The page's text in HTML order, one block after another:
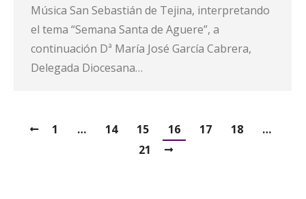
Música San Sebastián de Tejina, interpretando
el tema “Semana Santa de Aguere”, a
continuación Dª María José García Cabrera,
Delegada Diocesana…
1 … 14 15 16 17 18
…
21